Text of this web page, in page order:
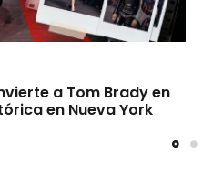
a Tom Brady en
en Nueva York